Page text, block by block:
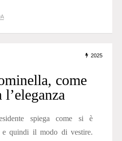
2025
come
l’eleganza
spiega come si è
e quindi il modo di vestire.